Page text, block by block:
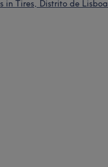
in Tires, Distrito de Lisboa